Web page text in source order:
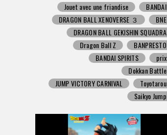
Jouet avec une friandise
BANDAI
DRAGON BALL XENOVERSE ３
BNE
DRAGON BALL GEKISHIN SQUADRA
Dragon Ball Z
BANPRESTO
BANDAI SPIRITS
prix
Dokkan Battle
JUMP VICTORY CARNIVAL
Toyotarou
Saikyo Jump